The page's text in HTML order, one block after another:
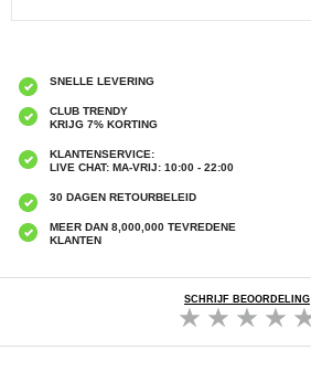
SNELLE LEVERING
CLUB TRENDY
KRIJG 7% KORTING
KLANTENSERVICE:
LIVE CHAT: MA-VRIJ: 10:00 - 22:00
30 DAGEN RETOURBELEID
MEER DAN 8,000,000 TEVREDENE
KLANTEN
SCHRIJF BEOORDELING